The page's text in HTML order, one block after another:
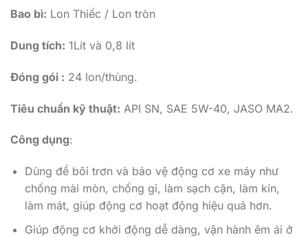
Bao bì: Lon Thiếc / Lon tròn
Dung tích: 1Lít và 0,8 lít
Đóng gói : 24 lon/thùng.
Tiêu chuẩn kỹ thuật: API SN, SAE 5W-40, JASO MA2.
Công dụng:
Dùng để bôi trơn và bảo vệ động cơ xe máy như
chống mài mòn, chống gỉ, làm sạch cặn, làm kín,
làm mát, giúp động cơ hoạt động hiệu quả hơn.
Giúp động cơ khởi động dễ dàng, vận hành êm ái ở